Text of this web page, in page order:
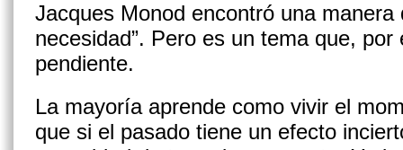
Jacques Monod encontró una manera
necesidad”. Pero es un tema que,
pendiente.
La mayoría aprende como vivir el
que si el pasado tiene un efecto